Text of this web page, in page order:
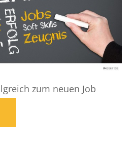
zum neuen Job